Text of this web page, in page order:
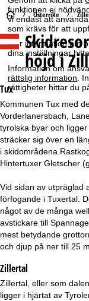
funktionen ej
vi endast att
som krävs för att
Mer information om
dina inställningar
Information om
rättslig information .
rättigheter hittar du
S
t
r
t
s
i
d
a
Österrike
höjd i
Tux
Kommunen Tux med
Vorderlanersbach,
tyrolska byar och
sträcker sig över en
i skidområdena
Hintertuxer Gletscher
Vid sidan av utpräglad
förfogande i Tuxertal.
något av de många
avstickare till
mest betydande
och djup på ner till 25
Zillertal
Zillertal, eller som
ligger i hjärtat av